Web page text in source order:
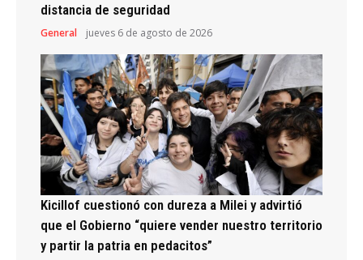
distancia de seguridad
General jueves 6 de agosto de 2026
Kicillof cuestionó con dureza a Milei y advirtió
que el Gobierno “quiere vender nuestro territorio
y partir la patria en pedacitos”